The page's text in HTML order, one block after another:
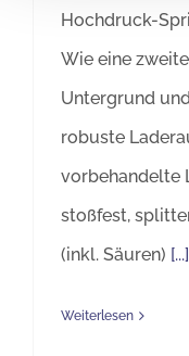
Hochdruck-
Wie eine
Untergrund
robuste
vorbehandelte
stoßfest,
(inkl. Säuren) [...]
Weiterlesen